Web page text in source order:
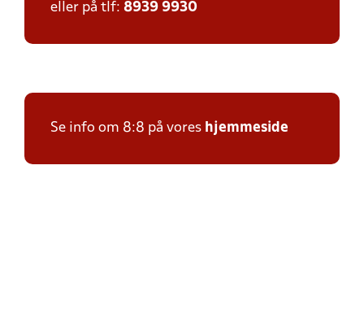
eller på tlf: 8939 9930
Se info om 8:8 på vores hjemmeside